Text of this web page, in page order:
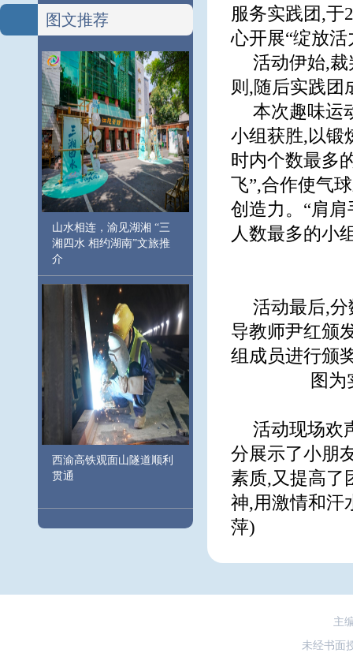
图文推荐
山水相连，渝见湖湘 “三
湘四水 相约湖南”文旅推
介
西渝高铁观面山隧道顺利
贯通
服务实践团,于
心开展“绽放
活动伊始,
则,随后实践团
本次趣味运
小组获胜,以锻
时内个数最多
飞”,合作使气
创造力。“肩
人数最多的小
活动最后,
导教师尹红颁
组成员进行颁
图为
活动现场欢
分展示了小朋
素质,又提高了
神,用激情和汗
萍)
主
未经书面